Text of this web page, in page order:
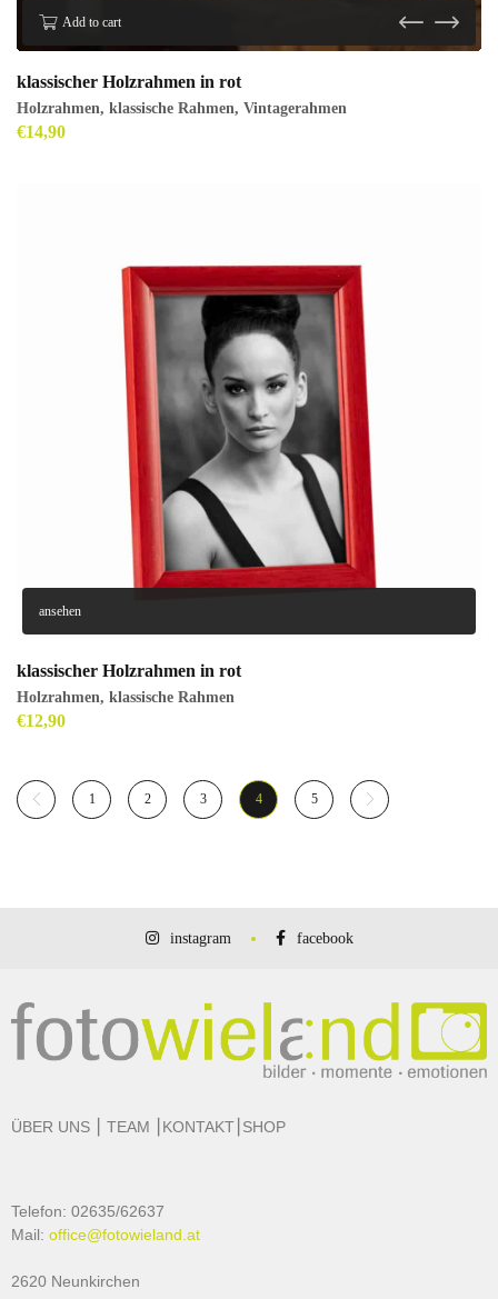
Add to cart
klassischer Holzrahmen in rot
Holzrahmen, klassische Rahmen, Vintagerahmen
€14,90
ansehen
klassischer Holzrahmen in rot
Holzrahmen, klassische Rahmen
€12,90
1 2 3 4 5
instagram facebook
ÜBER UNS TEAM KONTAKT SHOP
Telefon: 02635/62637
Mail: office@fotowieland.at
2620 Neunkirchen